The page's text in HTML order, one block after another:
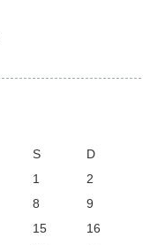
S
D
1
2
8
9
15
16